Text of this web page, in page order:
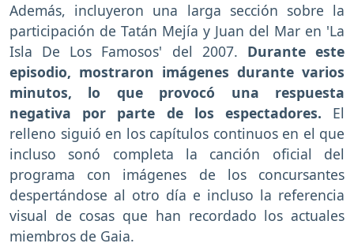
Además, incluyeron una larga sección sobre la
participación de Tatán Mejía y Juan del Mar en 'La
Isla De Los Famosos' del 2007. Durante este
episodio, mostraron imágenes durante varios
minutos, lo que provocó una respuesta
negativa por parte de los espectadores. El
relleno siguió en los capítulos continuos en el que
incluso sonó completa la canción oficial del
programa con imágenes de los concursantes
despertándose al otro día e incluso la referencia
visual de cosas que han recordado los actuales
miembros de Gaia.